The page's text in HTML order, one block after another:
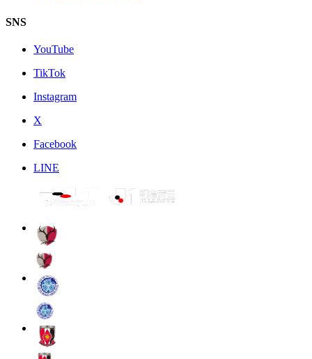
SNS
YouTube
TikTok
Instagram
X
Facebook
LINE